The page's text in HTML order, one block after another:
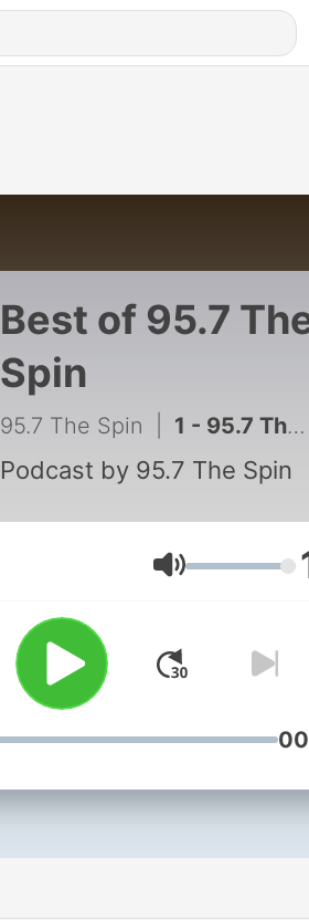
Best of 95.7
Spin
95.7 The Spin 1 - 95.7 The Spin Morning Show Recap 8-21-23
Podcast by 95.7 The Spin
Volumen